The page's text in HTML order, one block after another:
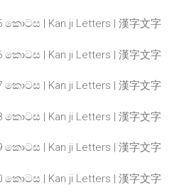
| Kan ji Letters | 漢字文字
Page
| Kan ji Letters | 漢字文字
Page
| Kan ji Letters | 漢字文字
Page
| Kan ji Letters | 漢字文字
Page
| Kan ji Letters | 漢字文字
Page
| Kan ji Letters | 漢字文字
Page